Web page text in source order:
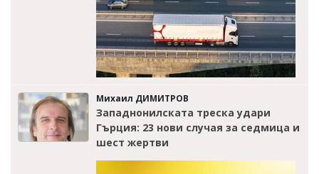
Михаил ДИМИТРОВ
Западнонилската треска удари
Гърция: 23 нови случая за седмица и
шест жертви